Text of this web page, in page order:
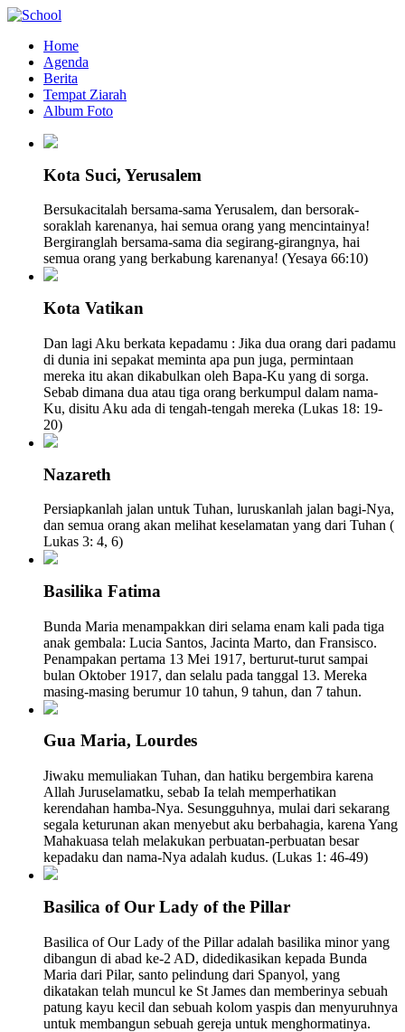
Home
Agenda
Berita
Tempat Ziarah
Album Foto
Kota Suci, Yerusalem
Bersukacitalah bersama-sama Yerusalem, dan bersorak-
soraklah karenanya, hai semua orang yang mencintainya!
Bergiranglah bersama-sama dia segirang-girangnya, hai
semua orang yang berkabung karenanya! (Yesaya 66:10)
Kota Vatikan
Dan lagi Aku berkata kepadamu : Jika dua orang dari padamu
di dunia ini sepakat meminta apa pun juga, permintaan
mereka itu akan dikabulkan oleh Bapa-Ku yang di sorga.
Sebab dimana dua atau tiga orang berkumpul dalam nama-
Ku, disitu Aku ada di tengah-tengah mereka (Lukas 18: 19-
20)
Nazareth
Persiapkanlah jalan untuk Tuhan, luruskanlah jalan bagi-Nya,
dan semua orang akan melihat keselamatan yang dari Tuhan (
Lukas 3: 4, 6)
Basilika Fatima
Bunda Maria menampakkan diri selama enam kali pada tiga
anak gembala: Lucia Santos, Jacinta Marto, dan Fransisco.
Penampakan pertama 13 Mei 1917, berturut-turut sampai
bulan Oktober 1917, dan selalu pada tanggal 13. Mereka
masing-masing berumur 10 tahun, 9 tahun, dan 7 tahun.
Gua Maria, Lourdes
Jiwaku memuliakan Tuhan, dan hatiku bergembira karena
Allah Juruselamatku, sebab Ia telah memperhatikan
kerendahan hamba-Nya. Sesungguhnya, mulai dari sekarang
segala keturunan akan menyebut aku berbahagia, karena Yang
Mahakuasa telah melakukan perbuatan-perbuatan besar
kepadaku dan nama-Nya adalah kudus. (Lukas 1: 46-49)
Basilica of Our Lady of the Pillar
Basilica of Our Lady of the Pillar adalah basilika minor yang
dibangun di abad ke-2 AD, didedikasikan kepada Bunda
Maria dari Pilar, santo pelindung dari Spanyol, yang
dikatakan telah muncul ke St James dan memberinya sebuah
patung kayu kecil dan sebuah kolom yaspis dan menyuruhnya
untuk membangun sebuah gereja untuk menghormatinya.